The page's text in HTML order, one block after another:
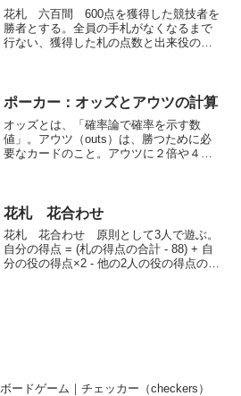
ーから高額なレンタル料を徴収して資産
を増やす。最終的に、他のプレイヤーを
全て破産させることを目的とする。
花札 六百間 600点を獲得した競技者を
勝者とする。全員の手札がなくなるまで
行ない、獲得した札の点数と出来役の点
手七 「光札」と「梅に鴬」 「梅に
鴬」を除き、桐の色違いのカス札 短冊
札 カス札 ローカルルール 鬼札 ビ
キ
ポーカー：オッズとアウツの計算
オッズとは、「確率論で確率を示す数
値」。アウツ（outs）は、勝つために必
要なカードのこと。アウツに２倍や４倍
ら引き出せるリターンを考慮したオッ
ズ。リバースインプライドオッズとは、
欲しいカードが完成した場合にも、さら
に強いハンドを相手方が持っていて、ど
のくらい負けるかを表したもの。
花札 花合わせ
花札 花合わせ 原則として3人で遊ぶ。
自分の得点 = (札の得点の合計 - 88) + 自
分の役の得点×2 - 他の2人の役の得点の合
ボードゲーム｜チェッカー（checkers）